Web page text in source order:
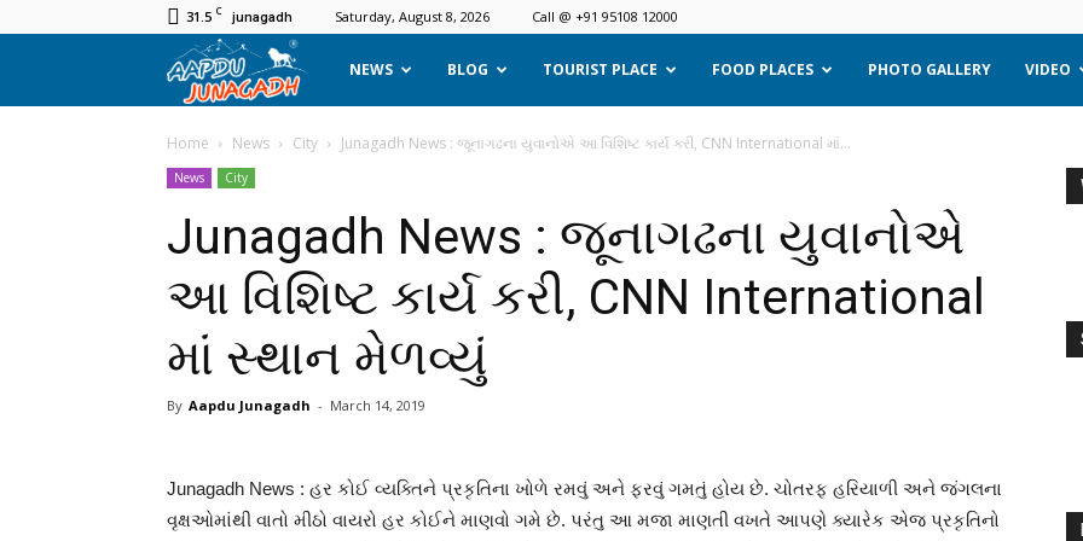
31.5 C junagadh Saturday, August 8, 2026 Call @ +91 95108 12000
Aapdu
Junagadh
NEWS BLOG TOURIST PLACE FOOD PLACES PHOTO GALLERY VIDEO
Home News City Junagadh News : જૂનાગઢના યુવાનોએ આ વિશિષ્ટ કાર્ય કરી, CNN International માં...
News City
Junagadh News : જૂનાગઢના યુવાનોએ
આ વિશિષ્ટ કાર્ય કરી, CNN International
માં સ્થાન મેળવ્યું
By Aapdu Junagadh - March 14, 2019
Junagadh News : હર કોઈ વ્યક્તિને પ્રકૃતિના ખોળે રમવું અને ફરવું ગમતું હોય છે. ચોતરફ હરિયાળી અને જંગલના
વૃક્ષઓમાંથી વાતો મીઠો વાયરો હર કોઈને માણવો ગમે છે. પરંતુ આ મજા માણતી વખતે આપણે ક્યારેક એજ પ્રકૃતિનો